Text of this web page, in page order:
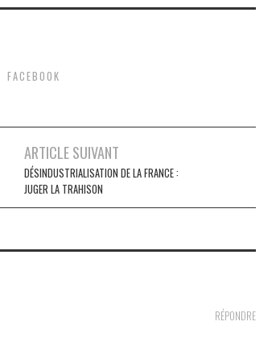
FACEBOOK
ARTICLE SUIVANT
DÉSINDUSTRIALISATION DE LA FRANCE :
JUGER LA TRAHISON
RÉPONDRE